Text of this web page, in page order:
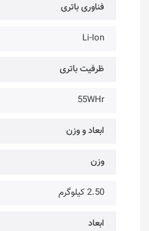
فناوری باتری
Li-Ion
ظرفیت باتری
55WHr
ابعاد و وزن
وزن
2.50 کیلوگرم
ابعاد